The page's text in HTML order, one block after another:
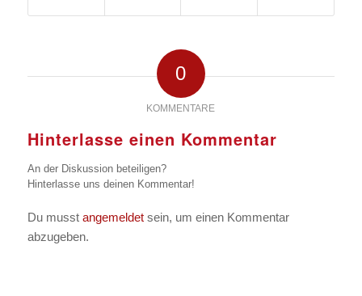
0
KOMMENTARE
Hinterlasse einen Kommentar
An der Diskussion beteiligen?
Hinterlasse uns deinen Kommentar!
Du musst angemeldetsein, um einen Kommentar
abzugeben.